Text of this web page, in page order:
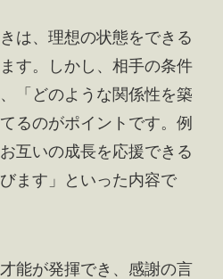
は、理想の状態をできる
す。しかし、相手の条件
「どのような関係性を築
るのがポイントです。例
互いの成長を応援できる
ます」といった内容で
能が発揮でき、感謝の言